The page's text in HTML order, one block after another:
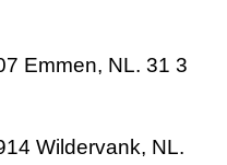
Emmen, NL. 31 3
Wildervank, NL.